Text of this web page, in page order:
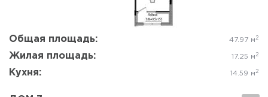
Общая площадь: 47.97 м 2
Жилая площадь: 17.25 м 2
Кухня: 14.59 м 2